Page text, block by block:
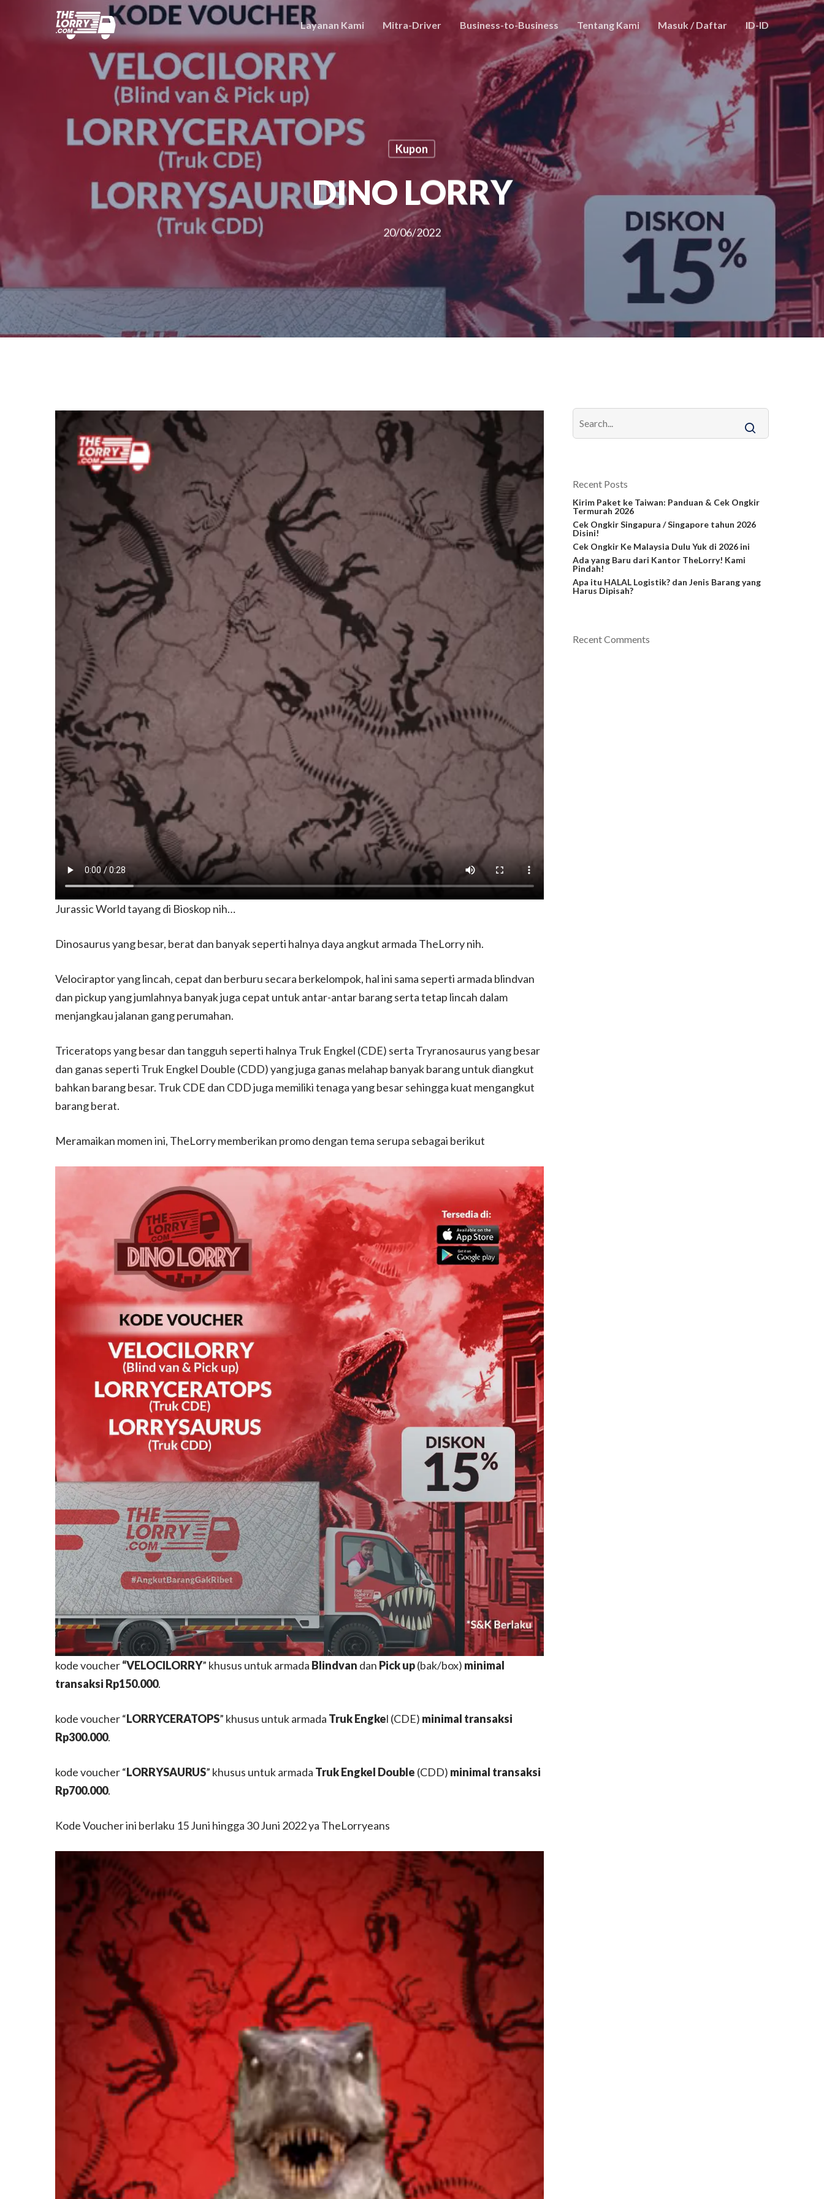
Layanan Kami Mitra-Driver Business-to-Business Tentang Kami Masuk / Daftar ID-ID
Kupon
DINO LORRY
20/06/2022
Jurassic World tayang di Bioskop nih…
Dinosaurus yang besar, berat dan banyak seperti halnya daya angkut armada TheLorry nih.
Velociraptor yang lincah, cepat dan berburu secara berkelompok, hal ini sama seperti armada blindvan
dan pickup yang jumlahnya banyak juga cepat untuk antar-antar barang serta tetap lincah dalam
menjangkau jalanan gang perumahan.
Triceratops yang besar dan tangguh seperti halnya Truk Engkel (CDE) serta Tryranosaurus yang besar
dan ganas seperti Truk Engkel Double (CDD) yang juga ganas melahap banyak barang untuk diangkut
bahkan barang besar. Truk CDE dan CDD juga memiliki tenaga yang besar sehingga kuat mengangkut
barang berat.
Meramaikan momen ini, TheLorry memberikan promo dengan tema serupa sebagai berikut
kode voucher“VELOCILORRY” khusus untuk armada Blindvan dan Pick up(bak/box) minimal
transaksi Rp150.000.
kode voucher “LORRYCERATOPS” khusus untuk armada Truk Engkel (CDE) minimal transaksi
Rp300.000.
kode voucher “LORRYSAURUS” khusus untuk armada Truk Engkel Double (CDD) minimal transaksi
Rp700.000.
Kode Voucher ini berlaku 15 Juni hingga 30 Juni 2022 ya TheLorryeans
Recent Posts
Kirim Paket ke Taiwan: Panduan & Cek Ongkir
Termurah 2026
Cek Ongkir Singapura / Singapore tahun 2026
Disini!
Cek Ongkir Ke Malaysia Dulu Yuk di 2026 ini
Ada yang Baru dari Kantor TheLorry! Kami
Pindah!
Apa itu HALAL Logistik? dan Jenis Barang yang
Harus Dipisah?
Recent Comments